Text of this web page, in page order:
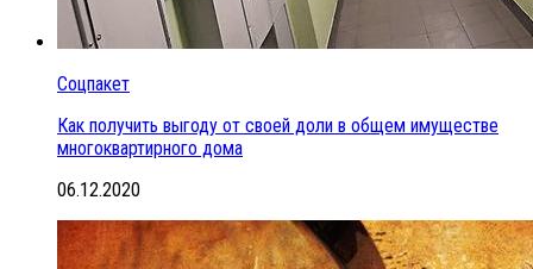
Соцпакет
Как получить выгоду от своей доли в общем имуществе
многоквартирного дома
06.12.2020